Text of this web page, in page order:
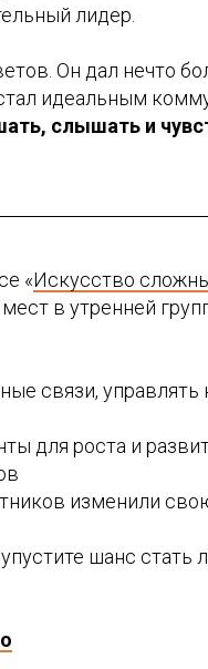
лидер.
Он дал нечто
идеальным
слышать и
«Искусство
в утренней
связи,
для роста и
изменили
шанс